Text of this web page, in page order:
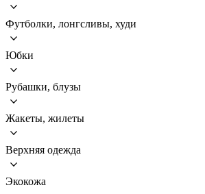
Футболки, лонгсливы, худи
Юбки
Рубашки, блузы
Жакеты, жилеты
Верхняя одежда
Экокожа